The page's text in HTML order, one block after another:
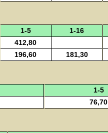
1-5 1-16
412,80
196,60 181,30
1-5
76,70